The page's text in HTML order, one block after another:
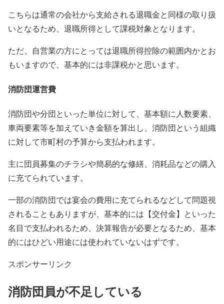
こちらは通常の会社から支給される退職金と同様の取り扱
いとなるため、退職所得として課税対象となります。
ただ、自営業の方にとっては退職所得控除の範囲内かとお
もいますので、基本的には非課税かと思います。
消防団運営費
消防団や分団といった単位に対して、基本額に人数要素、
車両要素等を加えていき金額を算出し、消防団という組織
に対して市町村の予算から支払われます。
主に団員募集のチラシや簡易的な修繕、消耗品などの購入
に充てられています。
一部の消防団では宴会の費用に充てられるなどして問題視
されることもありますが、基本的には【交付金】といった
名目で支払われるため、決算報告が必要となるため、基本
的にはひどい用途には使われていないはずです。
スポンサーリンク
消防団員が不足している